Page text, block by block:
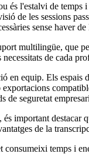
és l'estalvi de
de les sessions
sense haver
multilingüe, que
de cada
en equip. Els
de seguretat
important
de la
temps i